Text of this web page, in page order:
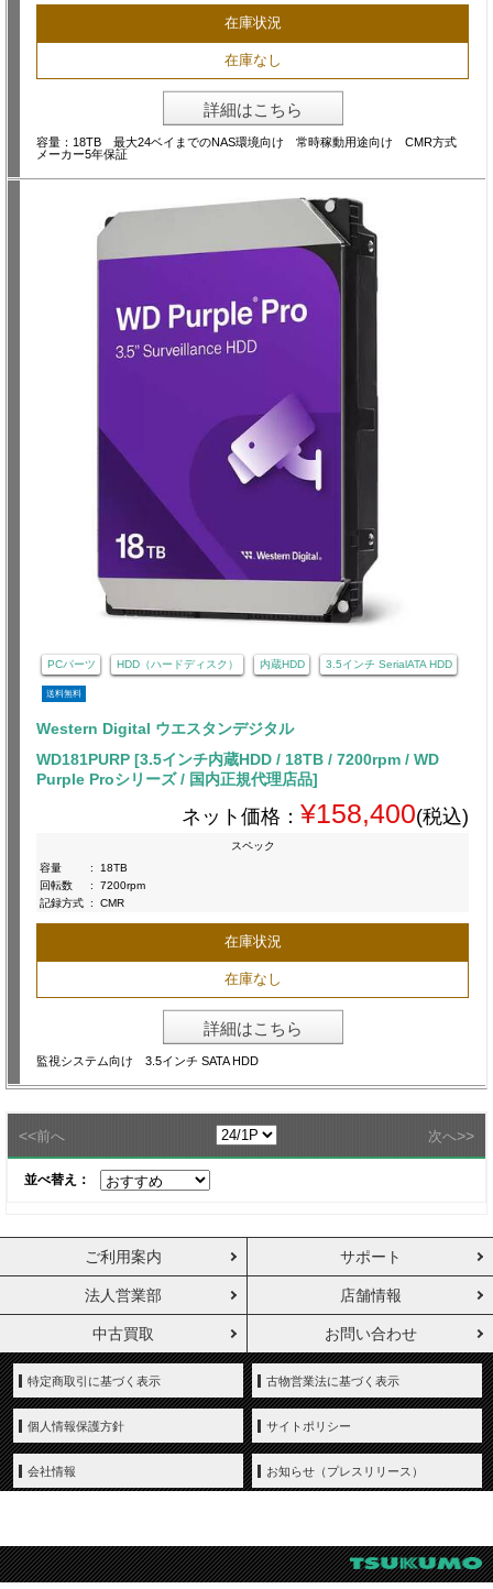
在庫状況
在庫なし
詳細はこちら
容量：18TB 最大24ベイまでのNAS環境向け 常時稼動用途向け CMR方式
メーカー5年保証
PCパーツ HDD（ハードディスク） 内蔵HDD 3.5インチ SerialATA HDD
送料無料
Western Digital ウエスタンデジタル
WD181PURP [3.5インチ内蔵HDD / 18TB / 7200rpm / WD
Purple Proシリーズ / 国内正規代理店品]
ネット価格： ¥158,400(税込)
スペック
容量
:
18TB
回転数
:
7200rpm
記録方式 : CMR
在庫状況
在庫なし
詳細はこちら
監視システム向け 3.5インチ SATA HDD
<<前へ 次へ>>
並べ替え：
ご利用案内 サポート
法人営業部 店舗情報
中古買取 お問い合わせ
特定商取引に基づく表示 古物営業法に基づく表示
個人情報保護方針 サイトポリシー
会社情報 お知らせ（プレスリリース）